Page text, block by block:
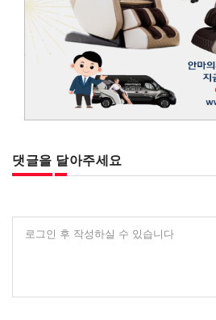
댓글을 달아주세요
로그인 후 작성하실 수 있습니다